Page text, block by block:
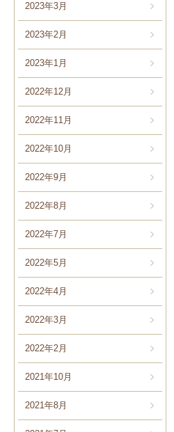
2023年3月
2023年2月
2023年1月
2022年12月
2022年11月
2022年10月
2022年9月
2022年8月
2022年7月
2022年5月
2022年4月
2022年3月
2022年2月
2021年10月
2021年8月